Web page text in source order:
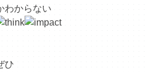
わからない
ひ